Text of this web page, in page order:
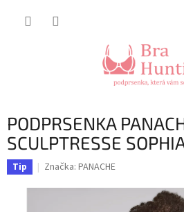
PODPRSENKA
SCULPTRESSE
Tip Značka: PANACHE